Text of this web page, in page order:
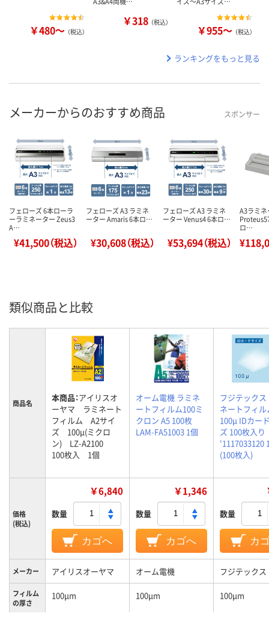
￥480～ （税込）
￥318 （税込）
￥955～ （税込）
ランキングをもっと見る
メーカーからのおすすめ商品 スポンサー
フェローズ 6本ローラ
ーラミネーター Zeus3
A…
¥41,500（税込）
フェローズ A3 ラミネ
ーター Amaris 6本ロ…
¥30,608（税込）
フェローズ A3 ラミネ
ーター Venus4 6本ロ…
¥53,694（税込）
A3ラミ
ロ…
類似商品と比較
商品名 本商品：アイリスオ
ーヤマ ラミネート
フィルム A2サイ
ズ 100μ(ミクロ
ン) LZ-A2100
100枚入 1個
オーム電機 ラミネ
ートフィルム100ミ
クロン A5 100枚
LAM-FA51003 1個
フジテックス
ネートフィル
100μ IDカー
ズ 100枚入り
'1117033120
(100枚入)
価格
(税込)
￥6,840
数量
カゴへ
￥1,346
数量
カゴへ
数量
カ
メーカー アイリスオーヤマ オーム電機 フジテックス
フィルム
の厚さ
100μm 100μm 100μm